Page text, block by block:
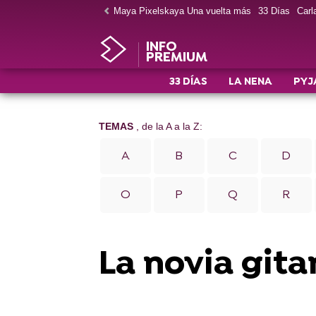
Maya Pixelskaya Una vuelta más 33 Días
INFO
PREMIUM
33 DÍAS LA NENA
TEMAS , de la A a la Z:
A B C D
O P Q R
La novia